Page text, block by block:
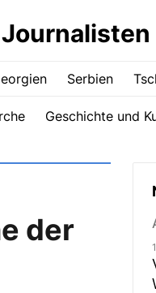
Serbien
Geschichte und
der